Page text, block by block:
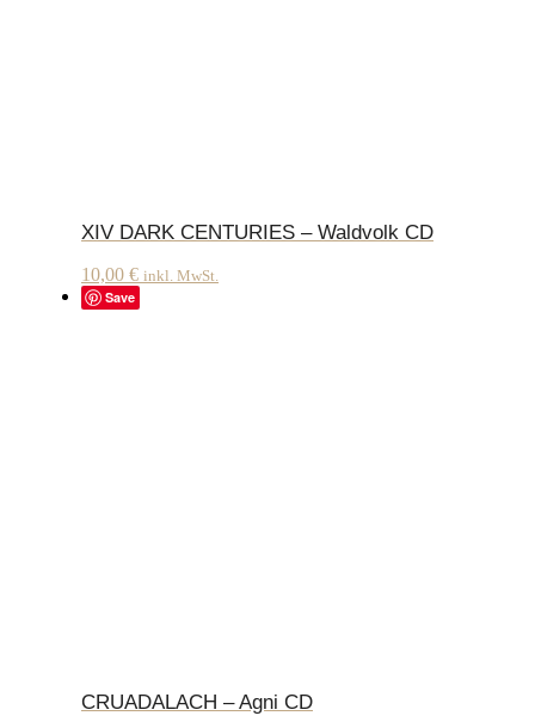
XIV DARK CENTURIES – Waldvolk CD
10,00 € inkl. MwSt.
Save
CRUADALACH – Agni CD